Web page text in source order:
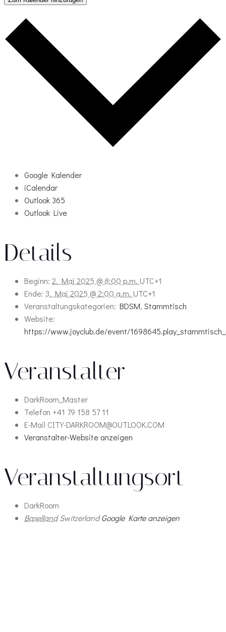
Google Kalender
iCalendar
Outlook 365
Outlook Live
Details
Beginn: 2. Mai 2025 @ 8:00 p.m. UTC+1
Ende: 3. Mai 2025 @ 2:00 a.m. UTC+1
Veranstaltungskategorien: BDSM, Stammtisch
Website:
https://www.joyclub.de/event/
Veranstalter
DarkRoom_Master
Telefon +41 79 158 57 11
E-Mail CITY-DARKROOM@OUTLOOK.COM
Veranstalter-Website anzeigen
Veranstaltungsort
DarkRoom
Baselland Switzerland Google Karte anzeigen